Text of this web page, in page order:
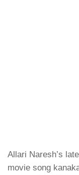
Allari Naresh’s
movie song